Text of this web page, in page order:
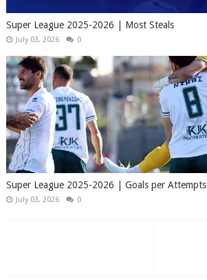
Super League 2025-2026 | Most Steals
July 03, 2026 0
Super League 2025-2026 | Goals per Attempts
July 03, 2026 0